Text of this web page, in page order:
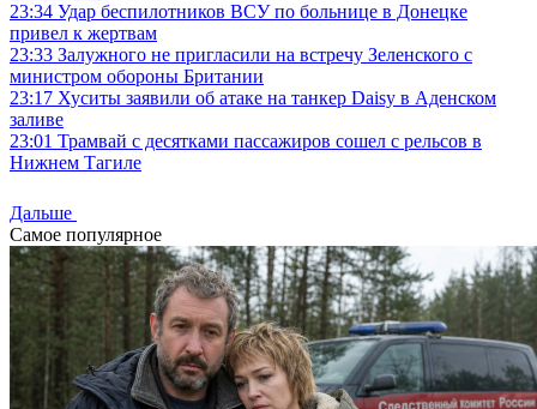
23:34 Удар беспилотников ВСУ по больнице в Донецке
привел к жертвам
23:33 Залужного не пригласили на встречу Зеленского с
министром обороны Британии
23:17 Хуситы заявили об атаке на танкер Daisy в Аденском
заливе
23:01 Трамвай с десятками пассажиров сошел с рельсов в
Нижнем Тагиле
Дальше
Самое популярное